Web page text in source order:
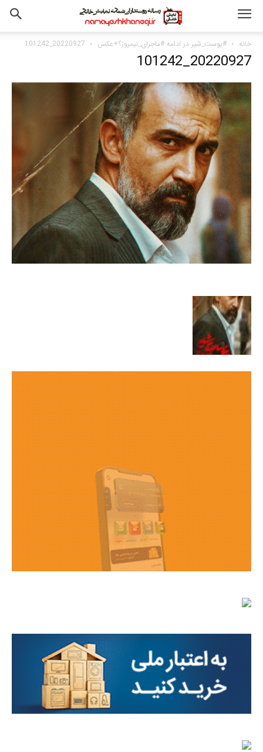
خانه #پوست_شیر در ادامه #ماجرای_نیمروز؟+عکس 20220927_101242
20220927_101242